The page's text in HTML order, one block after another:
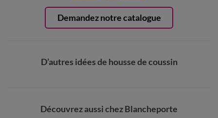
Demandez notre catalogue
D’autres idées de housse de coussin
Découvrez aussi chez Blancheporte